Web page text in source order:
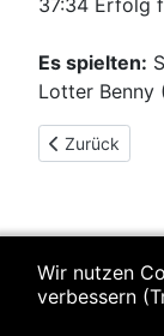
37:34 Erfolg
Es spielten:
Lotter Benny
Vorheriger
Zurück
Wir nutzen
verbessern